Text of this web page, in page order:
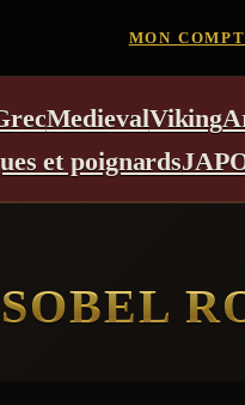
MON
MedievalViking
et poignards